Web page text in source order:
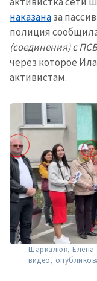
наказаназа
полиция
(соединения) с
через которое
активистам.
Шаркалюк, Елена
видео,